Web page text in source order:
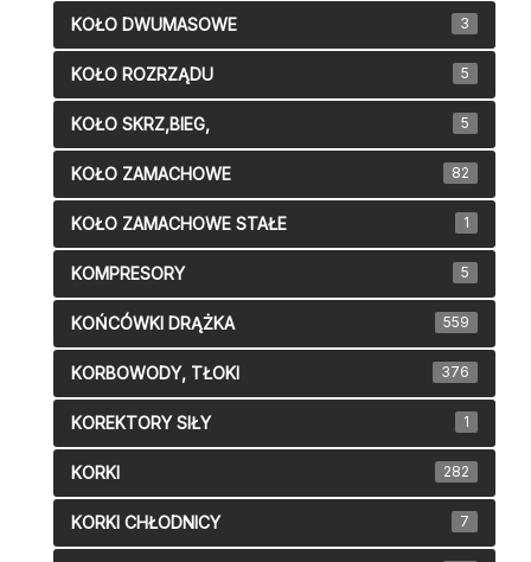
KOŁO DWUMASOWE 3
KOŁO ROZRZĄDU 5
KOŁO SKRZ,BIEG, 5
KOŁO ZAMACHOWE 82
KOŁO ZAMACHOWE STAŁE 1
KOMPRESORY 5
KOŃCÓWKI DRĄŻKA 559
KORBOWODY, TŁOKI 376
KOREKTORY SIŁY 1
KORKI 282
KORKI CHŁODNICY 7